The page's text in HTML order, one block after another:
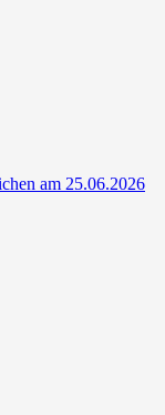
am 25.06.2026